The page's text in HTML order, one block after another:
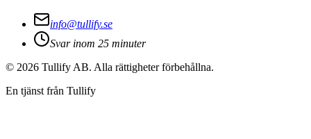
info@tullify.se
Svar inom 25 minuter
© 2026 Tullify AB. Alla rättigheter förbehållna.
En tjänst från Tullify